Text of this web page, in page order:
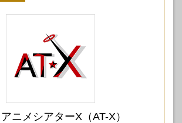
アニメシアターX（AT-X）